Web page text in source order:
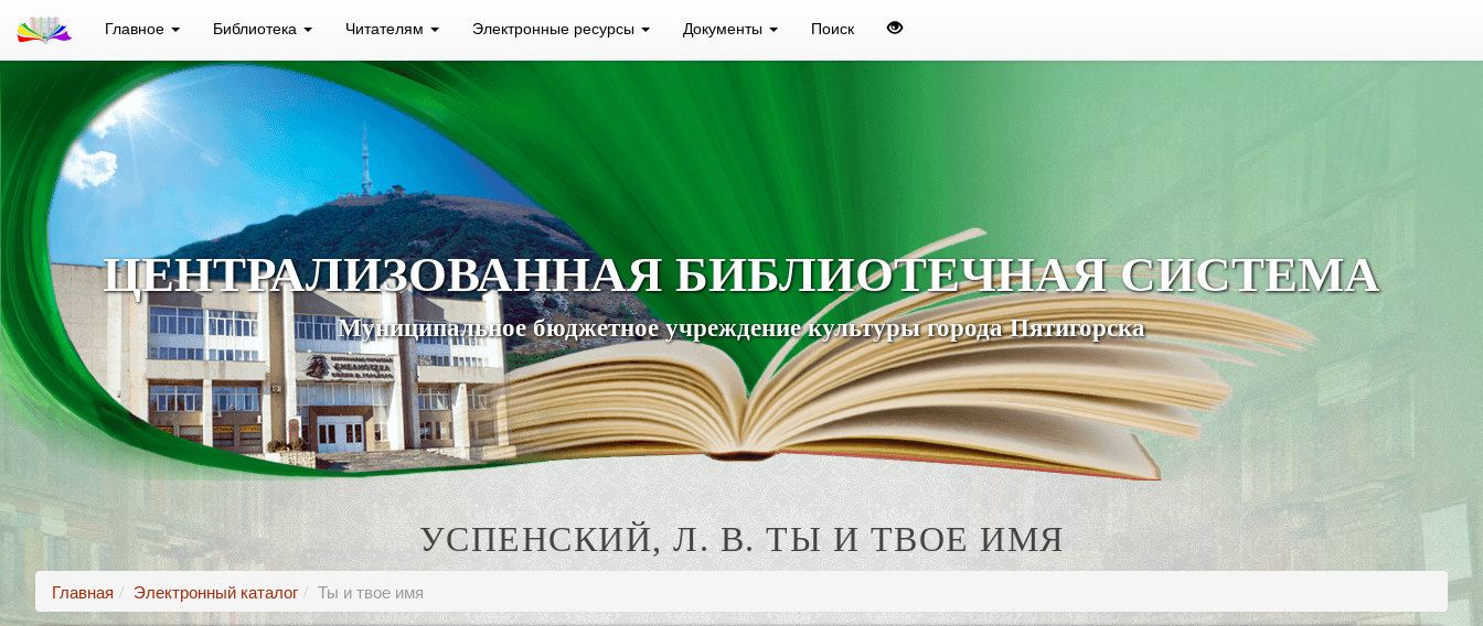
Главное Библиотека Читателям Электронные ресурсы Документы Поиск
ЦЕНТРАЛИЗОВАННАЯ БИБЛИОТЕЧНАЯ СИСТЕМА
Муниципальное бюджетное учреждение культуры города Пятигорска
УСПЕНСКИЙ, Л. В. ТЫ И ТВОЕ ИМЯ
Главная Электронный каталог Ты и твое имя